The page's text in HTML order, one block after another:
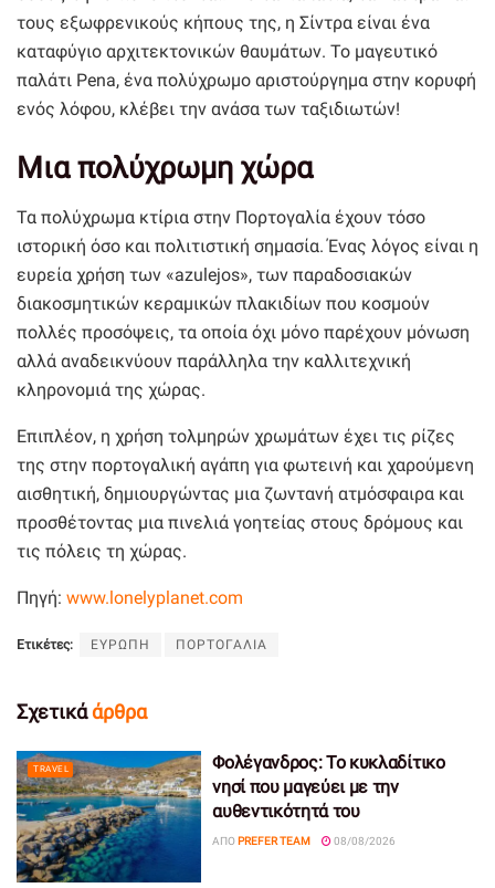
τους εξωφρενικούς κήπους της, η Σίντρα είναι ένα
καταφύγιο αρχιτεκτονικών θαυμάτων. Το μαγευτικό
παλάτι Pena, ένα πολύχρωμο αριστούργημα στην κορυφή
ενός λόφου, κλέβει την ανάσα των ταξιδιωτών!
Μια πολύχρωμη χώρα
Τα πολύχρωμα κτίρια στην Πορτογαλία έχουν τόσο
ιστορική όσο και πολιτιστική σημασία. Ένας λόγος είναι η
ευρεία χρήση των «azulejos», των παραδοσιακών
διακοσμητικών κεραμικών πλακιδίων που κοσμούν
πολλές προσόψεις, τα οποία όχι μόνο παρέχουν μόνωση
αλλά αναδεικνύουν παράλληλα την καλλιτεχνική
κληρονομιά της χώρας.
Επιπλέον, η χρήση τολμηρών χρωμάτων έχει τις ρίζες
της στην πορτογαλική αγάπη για φωτεινή και χαρούμενη
αισθητική, δημιουργώντας μια ζωντανή ατμόσφαιρα και
προσθέτοντας μια πινελιά γοητείας στους δρόμους και
τις πόλεις τη χώρας.
Πηγή: www.lonelyplanet.com
Ετικέτες: ΕΥΡΩΠΗ ΠΟΡΤΟΓΑΛΙΑ
Σχετικάάρθρα
TRAVEL
Φολέγανδρος: Το κυκλαδίτικο
νησί που μαγεύει με την
αυθεντικότητά του
ΑΠΌ PREFER TEAM 08/08/2026